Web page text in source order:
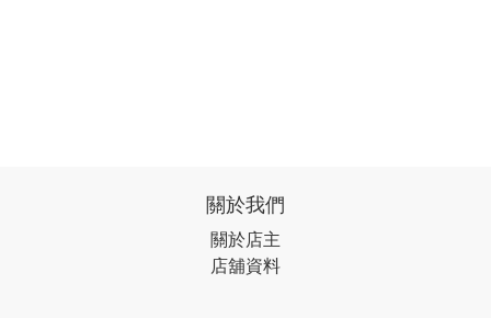
關於我們
關於店主
店舖資料